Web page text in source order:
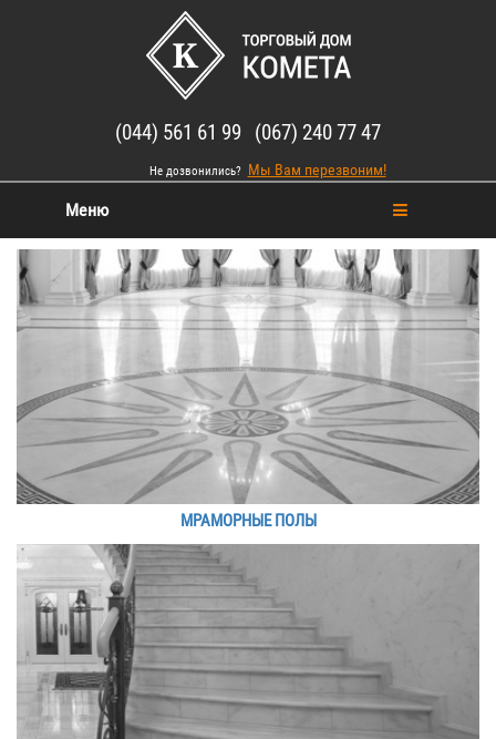
(044) 561 61 99 (067) 240 77 47
Не дозвонились? Мы Вам перезвоним!
Меню
МРАМОРНЫЕ ПОЛЫ